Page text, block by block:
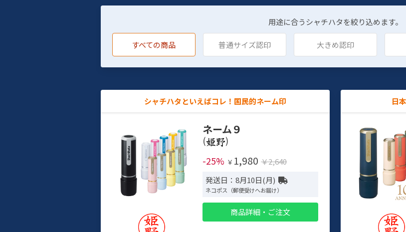
用途に合うシャチハタを絞り込めます。
すべての商品 普通サイズ認印 大きめ認印
シャチハタといえばコレ！国民的ネーム印
ネーム９
(
)
-25% ￥ 1,980 ￥2,640
発送日：8月10日(月)
ネコポス（郵便受けへお届け）
商品詳細・ご注文
日